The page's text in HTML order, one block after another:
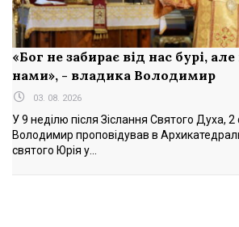
«Бог не забирає від нас бурі,
нами», - владика Володимир
03. 08. 2026
У 9 неділю після Зіслання Святого Духа,
Володимир проповідував в
святого Юрія у...